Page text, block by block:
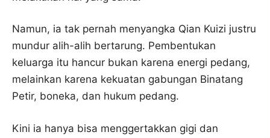
Namun, ia tak pernah menyangka Qian Kuizi justru
mundur alih-alih bertarung. Pembentukan
keluarga itu hancur bukan karena energi pedang,
melainkan karena kekuatan gabungan Binatang
Petir, boneka, dan hukum pedang.
Kini ia hanya bisa menggertakkan gigi dan